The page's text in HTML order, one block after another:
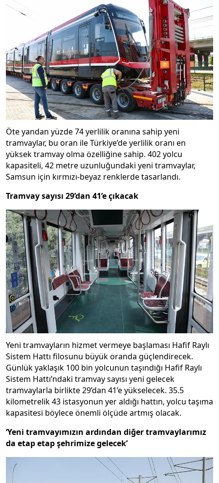
Öte yandan yüzde 74 yerlilik oranına sahip yeni
tramvaylar, bu oran ile Türkiye’de yerlilik oranı en
yüksek tramvay olma özelliğine sahip. 402 yolcu
kapasiteli, 42 metre uzunluğundaki yeni tramvaylar,
Samsun için kırmızı-beyaz renklerde tasarlandı.
Tramvay sayısı 29’dan 41’e çıkacak
Yeni tramvayların hizmet vermeye başlaması Hafif Raylı
Sistem Hattı filosunu büyük oranda güçlendirecek.
Günlük yaklaşık 100 bin yolcunun taşındığı Hafif Raylı
Sistem Hattı’ndaki tramvay sayısı yeni gelecek
tramvaylarla birlikte 29’dan 41’e yükselecek. 35.5
kilometrelik 43 istasyonun yer aldığı hattın, yolcu taşıma
kapasitesi böylece önemli ölçüde artmış olacak.
‘Yeni tramvayımızın ardından diğer tramvaylarımız
da etap etap şehrimize gelecek’